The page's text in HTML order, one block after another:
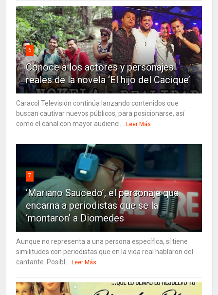
6
Conoce a los actores y personajes
reales de la novela ‘El hijo del Cacique’
Caracol Televisión continúa lanzando contenidos que
buscan cautivar nuevos públicos, para posicionarse, así
como el canal con mayor audienci... Leer Más
7
‘Mariano Saucedo’, el personaje que
encarna a periodistas que se la
‘montaron’ a Diomedes
Aunque no representa a una persona específica, sí tiene
similitudes con periodistas que en la vida real hablaron del
cantante. Posibl... Leer Más